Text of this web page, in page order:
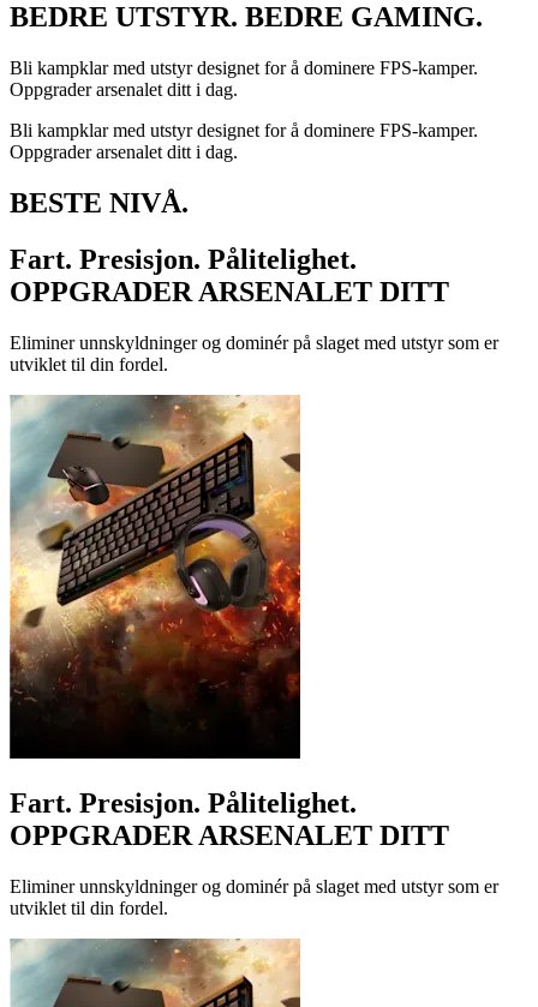
BEDRE UTSTYR. BEDRE GAMING.
Bli kampklar med utstyr designet for å dominere FPS-kamper.
Oppgrader arsenalet ditt i dag.
Bli kampklar med utstyr designet for å dominere FPS-kamper.
Oppgrader arsenalet ditt i dag.
BESTE NIVÅ.
Fart. Presisjon. Pålitelighet.
OPPGRADER ARSENALET DITT
Eliminer unnskyldninger og dominér på slaget med utstyr som er
utviklet til din fordel.
Fart. Presisjon. Pålitelighet.
OPPGRADER ARSENALET DITT
Eliminer unnskyldninger og dominér på slaget med utstyr som er
utviklet til din fordel.